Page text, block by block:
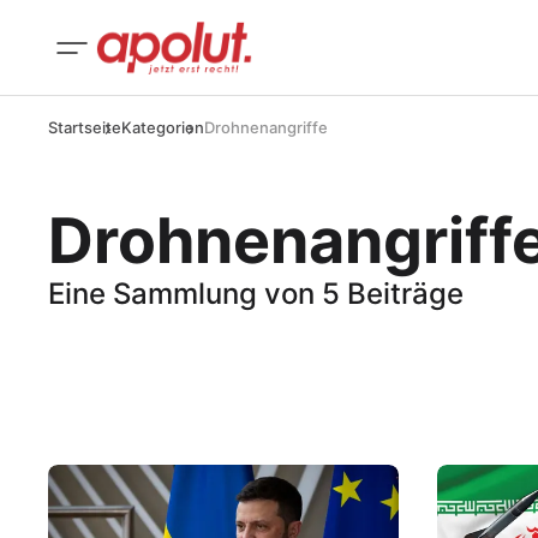
StartseiteKategorienDrohnenangriffe
Eine Sammlung von 5 Beiträge